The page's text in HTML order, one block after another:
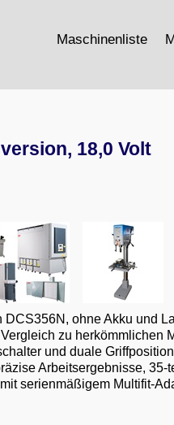
Maschinenliste
18,0 Volt
ohne Akku und
zu
und duale
Arbeitsergebnisse,
serienmäßigem Multifit-